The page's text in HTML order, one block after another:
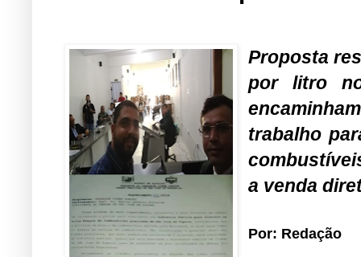
Proposta
por litro
trabalho
a venda
Por: Redação